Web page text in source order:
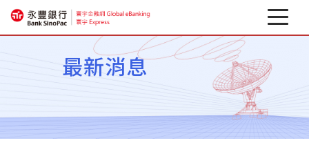
最新消息
最新消息